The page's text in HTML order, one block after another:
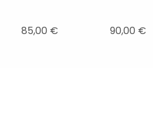
85,00 € 90,00 €